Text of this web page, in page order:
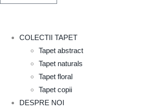
COLECTII TAPET
Tapet abstract
Tapet naturals
Tapet floral
Tapet copii
DESPRE NOI